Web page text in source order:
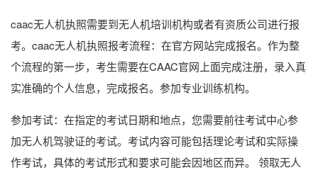
caac无人机执照需要到无人机培训机构或者有资质公司进行报
考。caac无人机执照报考流程：在官方网站完成报名。作为整
个流程的第一步，考生需要在CAAC官网上面完成注册，录入真
实准确的个人信息，完成报名。参加专业训练机构。
参加考试：在指定的考试日期和地点，您需要前往考试中心参
加无人机驾驶证的考试。考试内容可能包括理论考试和实际操
作考试，具体的考试形式和要求可能会因地区而异。 领取无人